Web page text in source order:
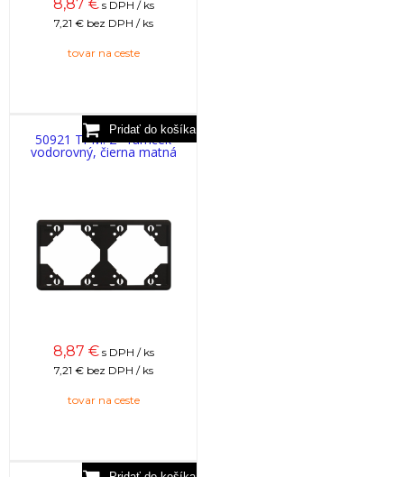
8,87 € s DPH / ks
7,21 € bez DPH / ks
tovar na ceste
50921 TPM: 2 - rámček
vodorovný, čierna matná
8,87 € s DPH / ks
7,21 € bez DPH / ks
tovar na ceste